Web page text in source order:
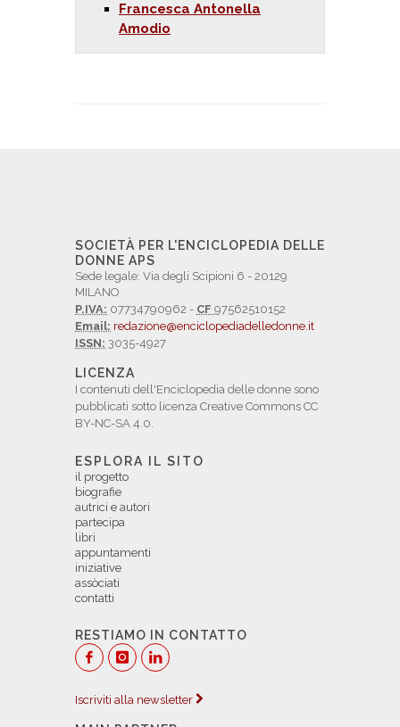
Francesca Antonella
Amodio
SOCIETÀ PER L'ENCICLOPEDIA DELLE
DONNE APS
Sede legale: Via degli Scipioni 6 - 20129
MILANO
P.IVA: 07734790962 - CF 97562510152
Email: redazione@enciclopediadelledonne.it
ISSN: 3035-4927
LICENZA
I contenuti dell'Enciclopedia delle donne sono
pubblicati sotto licenza Creative Commons CC
BY-NC-SA 4.0.
ESPLORA IL SITO
il progetto
biografie
autrici e autori
partecipa
libri
appuntamenti
iniziative
assòciati
contatti
RESTIAMO IN CONTATTO
Iscriviti alla newsletter